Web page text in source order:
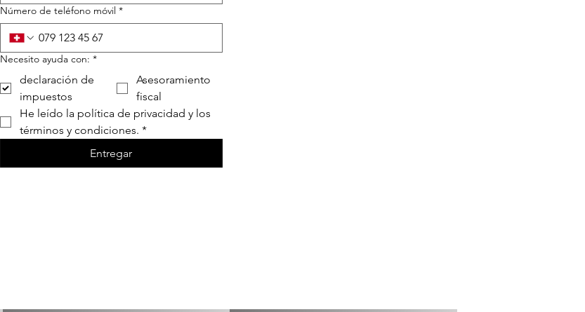
Número de teléfono móvil *
Necesito ayuda con: *
declaración de
impuestos
Asesoramiento
fiscal
He leído la política de privacidad y los
términos y condiciones. *
Entregar